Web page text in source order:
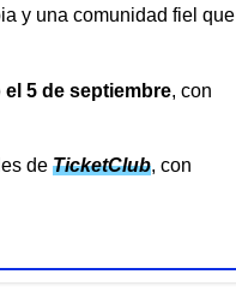
y una comunidad fiel que
5 de septiembre, con
de TicketClub, con